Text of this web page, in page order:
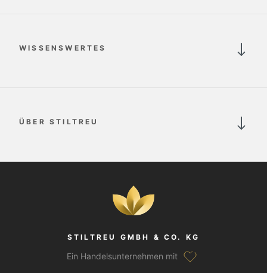
WISSENSWERTES
ÜBER STILTREU
STILTREU GMBH & CO. KG
Ein Handelsunternehmen mit